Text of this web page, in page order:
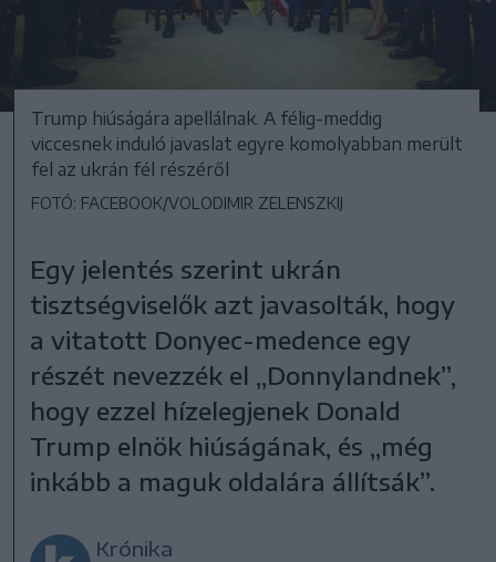
Trump hiúságára apellálnak. A félig-meddig
viccesnek induló javaslat egyre komolyabban merült
fel az ukrán fél részéről
FOTÓ: FACEBOOK/VOLODIMIR ZELENSZKIJ
Egy jelentés szerint ukrán
tisztségviselők azt javasolták, hogy
a vitatott Donyec-medence egy
részét nevezzék el „Donnylandnek”,
hogy ezzel hízelegjenek Donald
Trump elnök hiúságának, és „még
inkább a maguk oldalára állítsák”.
Krónika